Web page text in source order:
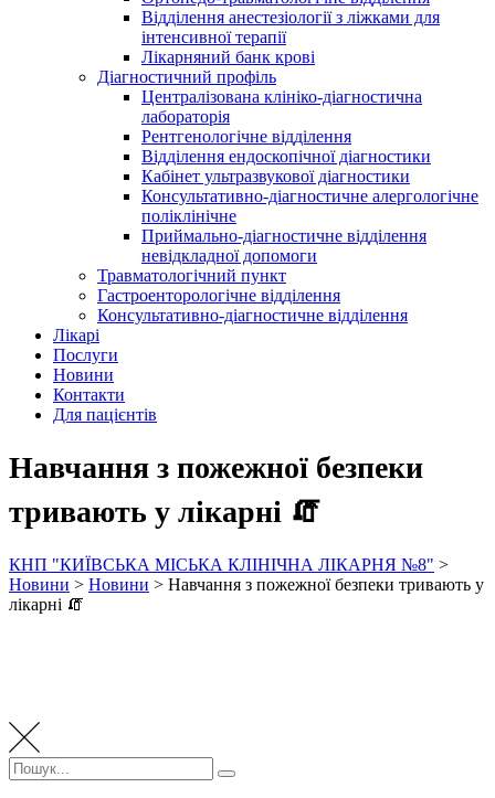
Відділення анестезіології з ліжками для
інтенсивної терапії
Лікарняний банк крові
Діагностичний профіль
Централізована клініко-діагностична
лабораторія
Рентгенологічне відділення
Відділення ендоскопічної діагностики
Кабінет ультразвукової діагностики
Консультативно-діагностичне алергологічне
поліклінічне
Приймально-діагностичне відділення
невідкладної допомоги
Травматологічний пункт
Гастроенторологічне відділення
Консультативно-діагностичне відділення
Лікарі
Послуги
Новини
Контакти
Для пацієнтів
Навчання з пожежної безпеки
тривають у лікарні 🧯
КНП "КИЇВСЬКА МІСЬКА КЛІНІЧНА ЛІКАРНЯ №8" >
Новини > Новини > Навчання з пожежної безпеки тривають у
лікарні 🧯
Пошук:
Пошук